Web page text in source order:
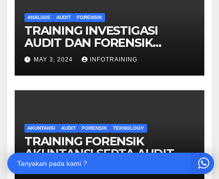
ANALISIS AUDIT FORENSIK
TRAINING INVESTIGASI
AUDIT DAN FORENSIK
KEUANGAN
MAY 3, 2024 INFOTRAINING
AKUNTANSI AUDIT FORENSIK TEKNOLOGY
TRAINING FORENSIK
AKUNTANSI SERTA AUDIT
PENYELIDIKAN
Tanyakan pada kami ?